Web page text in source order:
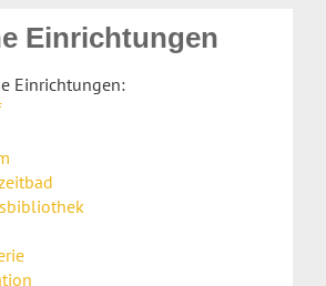
Einrichtungen
Einrichtungen: